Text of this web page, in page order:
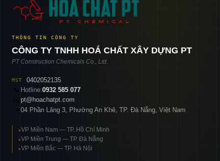
THÔNG TIN CÔNG TY
CÔNG TY TNHH HOÁ CHẤT XÂY DỰNG PT
PT Construction Chemicals Co., Ltd.
MST
0402052135
📞 Hotline:0932 585 077
pt@hoachatpt.com
04 Phần Lăng 3, Phường An Khê, TP. Đà Nẵng, Việt Nam
▸VP Miền Nam — TP. Hồ Chí Minh
▸VP Miền Trung — TP. Đà Nẵng
▸VP Miền Bắc — TP. Hà Nội